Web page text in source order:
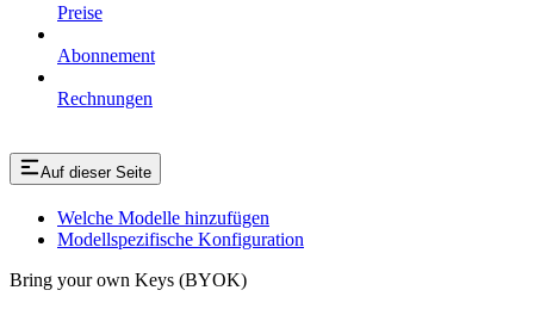
Preise
Abonnement
Rechnungen
Auf dieser Seite
Welche Modelle hinzufügen
Modellspezifische Konfiguration
Bring your own Keys (BYOK)